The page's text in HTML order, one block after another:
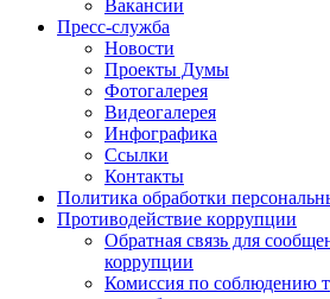
Вакансии
Пресс-служба
Новости
Проекты Думы
Фотогалерея
Видеогалерея
Инфографика
Ссылки
Контакты
Политика обработки
Прoтивoдeйствие кoрpупции
Обратная связь для
коррупции
Комиссия по соблюдению